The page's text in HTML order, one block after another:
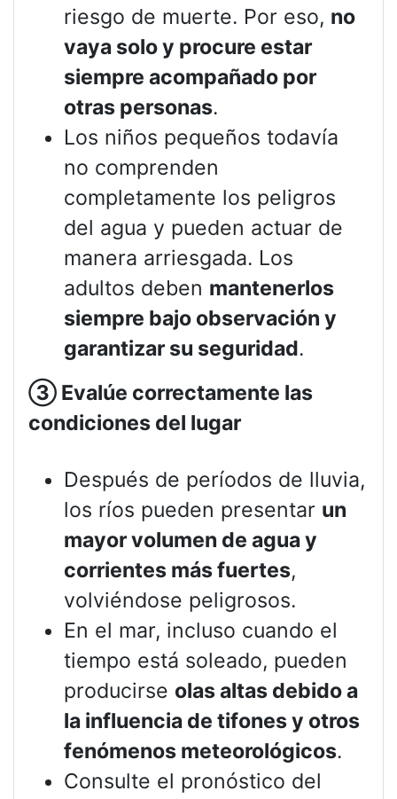
riesgo de muerte. Por eso, no
vaya solo y procure estar
siempre acompañado por
otras personas.
Los niños pequeños todavía
no comprenden
completamente los peligros
del agua y pueden actuar de
manera arriesgada. Los
adultos deben mantenerlos
siempre bajo observación y
garantizar su seguridad.
③ Evalúe correctamente las
condiciones del lugar
Después de períodos de lluvia,
los ríos pueden presentar un
mayor volumen de agua y
corrientes más fuertes,
volviéndose peligrosos.
En el mar, incluso cuando el
tiempo está soleado, pueden
producirse olas altas debido a
la influencia de tifones y otros
fenómenos meteorológicos.
Consulte el pronóstico del